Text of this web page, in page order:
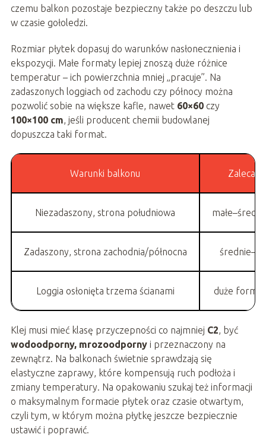
czemu balkon pozostaje bezpieczny także po deszczu lub
w czasie gołoledzi.
Rozmiar płytek dopasuj do warunków nasłonecznienia i
ekspozycji. Małe formaty lepiej znoszą duże różnice
temperatur – ich powierzchnia mniej „pracuje”. Na
zadaszonych loggiach od zachodu czy północy można
pozwolić sobie na większe kafle, nawet 60×60czy
100×100 cm, jeśli producent chemii budowlanej
dopuszcza taki format.
Warunki balkonu
Niezadaszony, strona południowa
Zadaszony, strona zachodnia/północna
Loggia osłonięta trzema ścianami duże
Klej musi mieć klasę przyczepności co najmniej C2, być
wodoodporny, mrozoodpornyi przeznaczony na
zewnątrz. Na balkonach świetnie sprawdzają się
elastyczne zaprawy, które kompensują ruch podłoża i
zmiany temperatury. Na opakowaniu szukaj też informacji
o maksymalnym formacie płytek oraz czasie otwartym,
czyli tym, w którym można płytkę jeszcze bezpiecznie
ustawić i poprawić.